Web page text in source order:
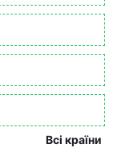
Всі країни